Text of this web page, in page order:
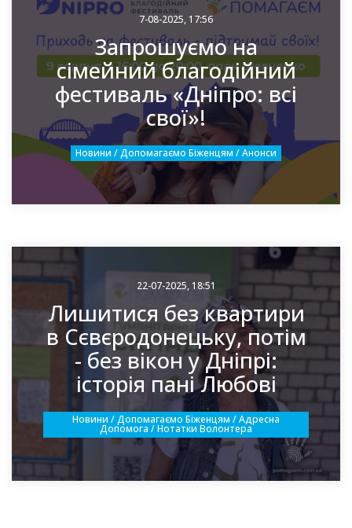
7-08-2025, 17:56
Запрошуємо на
сімейний благодійний
фестиваль «Дніпро: всі
свої»!
Новини / Допомагаємо Біженцям / Анонси
22-07-2025, 18:51
Лишитися без квартири
в Сєвєродонецьку, потім
- без вікон у Дніпрі:
історія пані Любові
Новини / Допомагаємо Біженцям / Адресна
Допомога / Нотатки Волонтера